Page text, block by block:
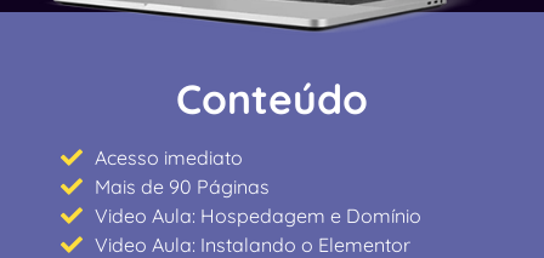
Conteúdo
Acesso imediato
Mais de 90 Páginas
Video Aula: Hospedagem e Domínio
Video Aula: Instalando o Elementor